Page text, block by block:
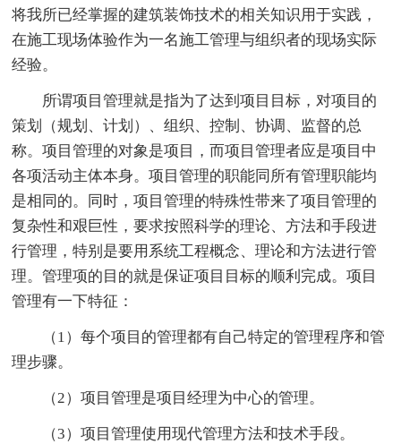
将我所已经掌握的建筑装饰技术的相关知识用于实践，
在施工现场体验作为一名施工管理与组织者的现场实际
经验。
所谓项目管理就是指为了达到项目目标，对项目的
策划（规划、计划）、组织、控制、协调、监督的总
称。项目管理的对象是项目，而项目管理者应是项目中
各项活动主体本身。项目管理的职能同所有管理职能均
是相同的。同时，项目管理的特殊性带来了项目管理的
复杂性和艰巨性，要求按照科学的理论、方法和手段进
行管理，特别是要用系统工程概念、理论和方法进行管
理。管理项的目的就是保证项目目标的顺利完成。项目
管理有一下特征：
（1）每个项目的管理都有自己特定的管理程序和管
理步骤。
（2）项目管理是项目经理为中心的管理。
（3）项目管理使用现代管理方法和技术手段。